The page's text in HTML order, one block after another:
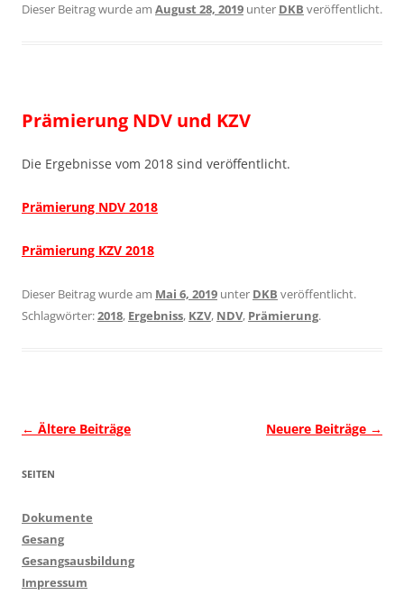
Dieser Beitrag wurde am August 28, 2019 unter DKB veröffentlicht.
Prämierung NDV und KZV
Die Ergebnisse vom 2018 sind veröffentlicht.
Prämierung NDV 2018
Prämierung KZV 2018
Dieser Beitrag wurde am Mai 6, 2019 unter DKB veröffentlicht.
Schlagwörter:2018, Ergebniss, KZV, NDV, Prämierung.
Beitragsnavigation
← Ältere Beiträge Neuere Beiträge →
SEITEN
Dokumente
Gesang
Gesangsausbildung
Impressum